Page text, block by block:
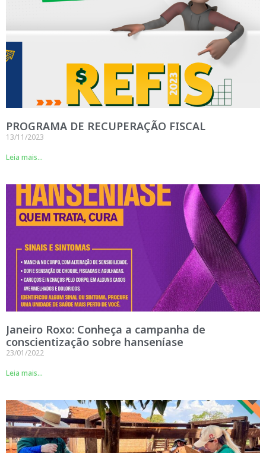
PROGRAMA DE RECUPERAÇÃO FISCAL
13/11/2023
Leia mais...
Janeiro Roxo: Conheça a campanha de
conscientização sobre hanseníase
23/01/2022
Leia mais...